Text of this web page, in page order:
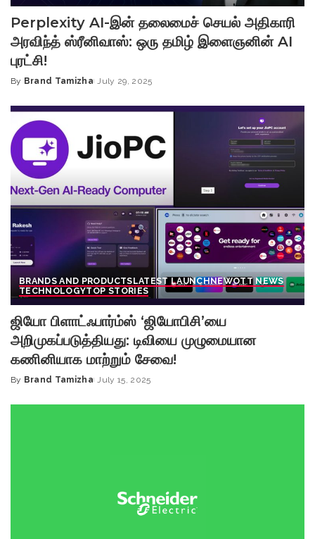
Perplexity AI-இன் தலைமைச் செயல் அதிகாரி
அரவிந்த் ஸ்ரீனிவாஸ்: ஒரு தமிழ் இளைஞனின் AI
புரட்சி!
Posted
By Brand Tamizha July 29, 2025
BRANDS AND PRODUCTSLATEST LAUNCHNEWOTT NEWS
TECHNOLOGYTOP STORIES
ஜியோ பிளாட்ஃபார்ம்ஸ் ‘ஜியோபிசி’யை
அறிமுகப்படுத்தியது: டிவியை முழுமையான
கணினியாக மாற்றும் சேவை!
Posted
By Brand Tamizha July 15, 2025